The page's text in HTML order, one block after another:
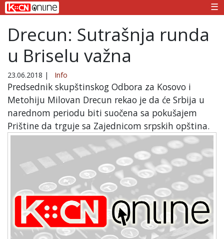
☰
Drecun: Sutrašnja runda
u Briselu važna
23.06.2018 | Info
Predsednik skupštinskog Odbora za Kosovo i
Metohiju Milovan Drecun rekao je da će Srbija u
narednom periodu biti suočena sa pokušajem
Prištine da trguje sa Zajednicom srpskih opština.